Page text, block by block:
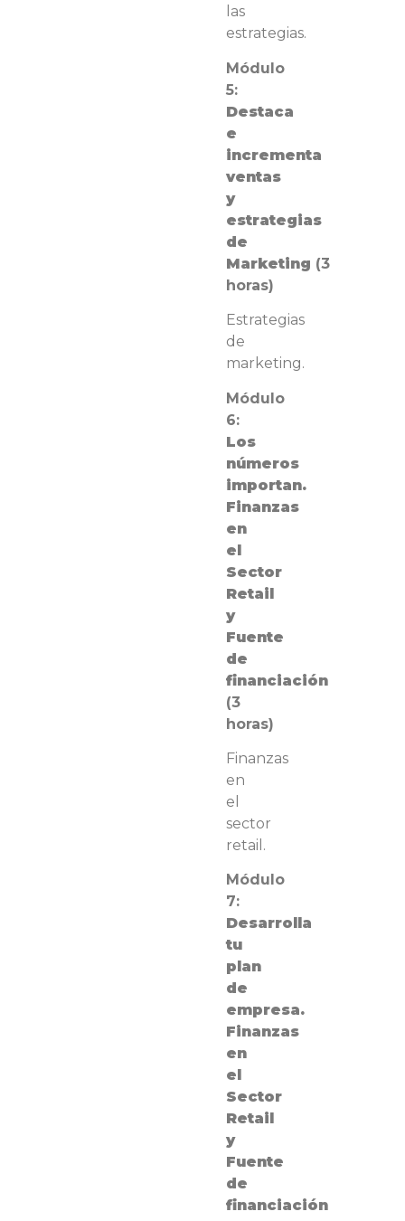
las
estrategias.
Módulo
5:
Destaca
e
incrementa
ventas
y
estrategias
de
Marketing (3
horas)
Estrategias
de
marketing.
Módulo
6:
Los
números
importan.
Finanzas
en
el
Sector
Retail
y
Fuente
de
financiación
(3
horas)
Finanzas
en
el
sector
retail .
Módulo
7:
Desarrolla
tu
plan
de
empresa.
Finanzas
en
el
Sector
Retail
y
Fuente
de
financiación